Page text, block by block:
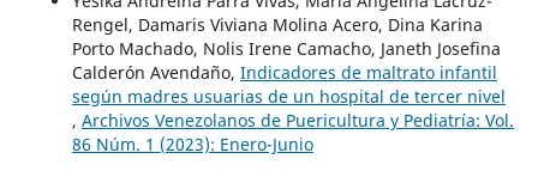
Rengel, Damaris Viviana Molina Acero, Dina Karina
Porto Machado, Nolis Irene Camacho, Janeth Josefina
Calderón Avendaño, Indicadores de maltrato infantil
según madres usuarias de un hospital de tercer nivel
, Archivos Venezolanos de Puericultura y Pediatría: Vol.
86 Núm. 1 (2023): Enero-Junio